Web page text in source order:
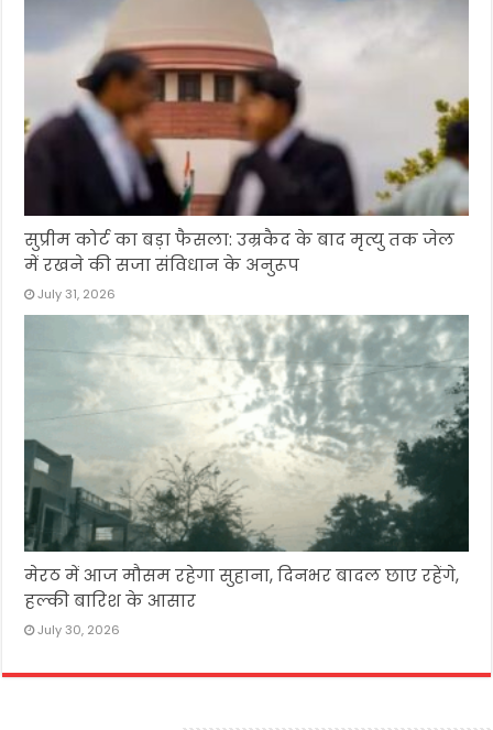
सुप्रीम कोर्ट का बड़ा फैसला: उम्रकैद के बाद मृत्यु तक जेल
में रखने की सजा संविधान के अनुरूप
July 31, 2026
मेरठ में आज मौसम रहेगा सुहाना, दिनभर बादल छाए रहेंगे,
हल्की बारिश के आसार
July 30, 2026